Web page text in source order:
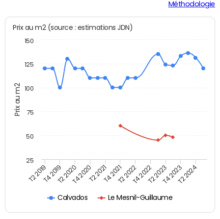
Méthodologie
Prix au m2
Prix au m2 (source : estimations JDN)
Calvados Le Mesnil-Guillaume
T2 2019T4 2019T2 2020T4 2020T2 2021T4 2021T2 2022T4 2022T2 2023T4 2023T2 2024
25
50
75
100
125
150